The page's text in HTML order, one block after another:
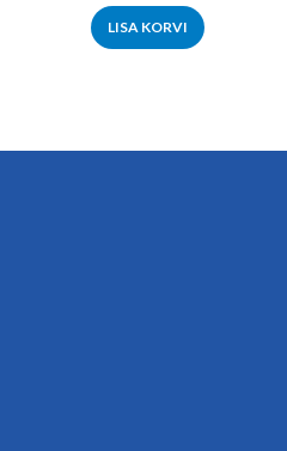
LISA KORVI